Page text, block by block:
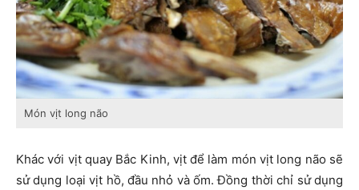
Món vịt long não
Khác với vịt quay Bắc Kinh, vịt để làm món vịt long não sẽ
sử dụng loại vịt hồ, đầu nhỏ và ốm. Đồng thời chỉ sử dụng